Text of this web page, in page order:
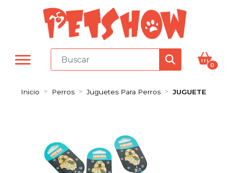
0
Inicio Perros Juguetes Para Perros JUGUETE